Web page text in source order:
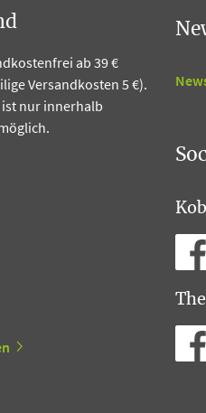
ab 39 €
Versandkosten 5 €).
nur innerhalb